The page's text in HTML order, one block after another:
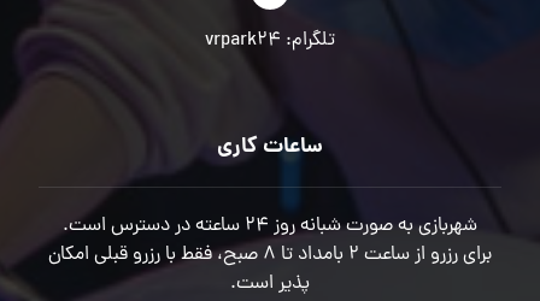
تلگرام: vrpark24
ساعات کاری
شهربازی به صورت شبانه روز 24 ساعته در دسترس است.
برای رزرو از ساعت 2 بامداد تا 8 صبح، فقط با رزرو قبلی امکان
پذیر است.